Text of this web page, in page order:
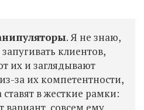
. Я не знаю,
клиентов,
их и заглядывают
за их компетентности,
ставят в жесткие рамки:
вариант, совсем ему